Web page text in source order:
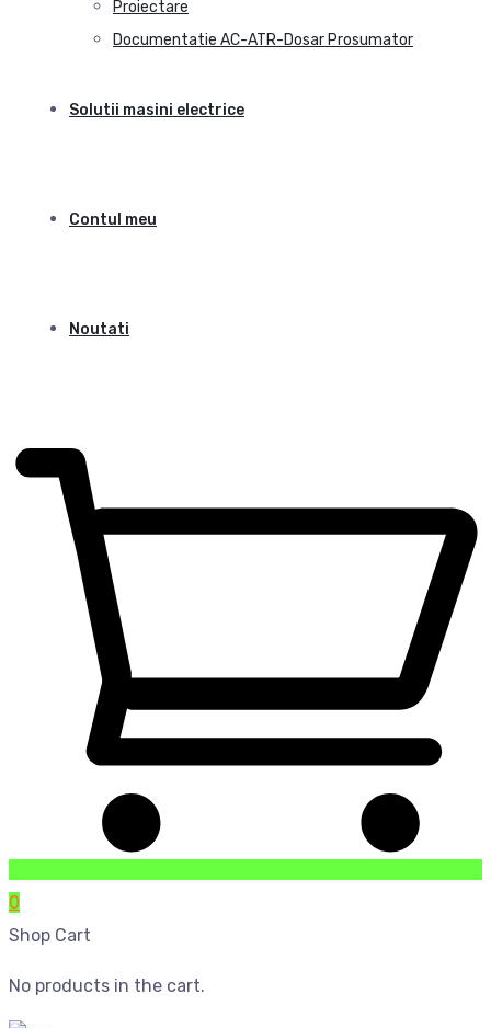
Proiectare
Documentatie AC-ATR-Dosar Prosumator
Solutii masini electrice
Contul meu
Noutati
0
Shop Cart
No products in the cart.